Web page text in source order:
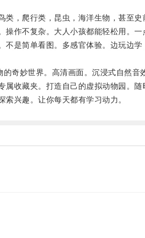
类，爬行类，昆虫，海洋生物，甚至史
操作不复杂。大人小孩都能轻松用。一
不是简单看图。多感官体验。边玩边学
奇妙世界。高清画面。沉浸式自然音
属收藏夹。打造自己的虚拟动物园。随
兴趣。让你每天都有学习动力。